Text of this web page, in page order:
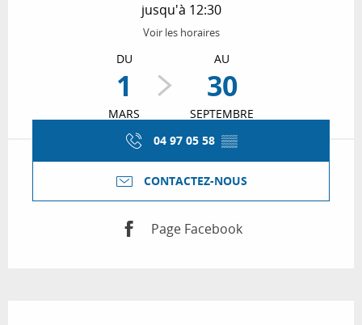
jusqu'à 12:30
Voir les horaires
DU
1
MARS
AU
30
SEPTEMBRE
04 97 05 58 ▒▒
CONTACTEZ-NOUS
Page Facebook